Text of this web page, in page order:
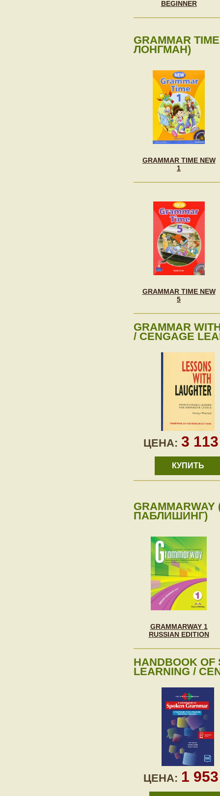
BEGINNER
GRAMMAR
ЛОНГМАН)
GRAMMAR TIME NEW
1
GRAMMAR TIME NEW
5
GRAMMAR
/ CENGAGE
ЦЕНА: 3
КУПИТЬ
ПАБЛИШИНГ)
GRAMMARWAY 1
RUSSIAN EDITION
HANDBOOK OF
LEARNING /
ЦЕНА: 1